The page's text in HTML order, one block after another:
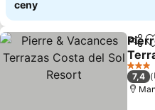
ceny
3
7,4